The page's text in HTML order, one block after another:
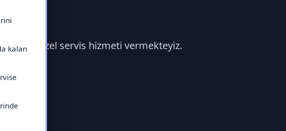
kalan
özel servis hizmeti vermekteyiz.